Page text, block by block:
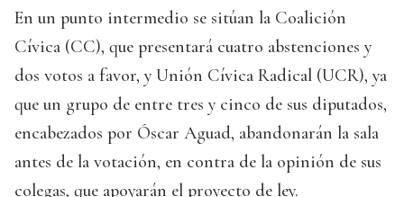
En un punto intermedio se sitúan la Coalición
Cívica (CC), que presentará cuatro abstenciones y
dos votos a favor, y Unión Cívica Radical (UCR), ya
que un grupo de entre tres y cinco de sus diputados,
encabezados por Óscar Aguad, abandonarán la sala
antes de la votación, en contra de la opinión de sus
colegas, que apoyarán el proyecto de ley.